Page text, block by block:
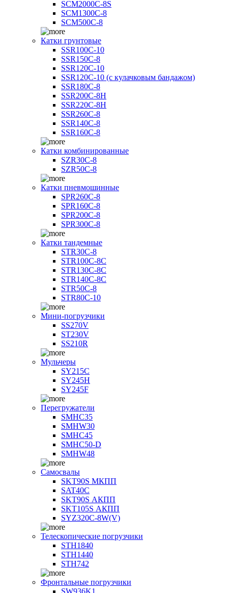
SCM2000C-8S
SCM1300C-8
SCM500C-8
Катки грунтовые
SSR100C-10
SSR150C-8
SSR120C-10
SSR120C-10 (с кулачковым бандажом)
SSR180C-8
SSR200C-8H
SSR220C-8H
SSR260C-8
SSR140C-8
SSR160C-8
Катки комбинированные
SZR30C-8
SZR50C-8
Катки пневмошинные
SPR260C-8
SPR160C-8
SPR200C-8
SPR300C-8
Катки тандемные
STR30C-8
STR100C-8С
STR130C-8С
STR140C-8С
STR50C-8
STR80C-10
Мини-погрузчики
SS270V
ST230V
SS210R
Мульчеры
SY215C
SY245H
SY245F
Перегружатели
SMHC35
SMHW30
SMHC45
SMHC50-D
SMHW48
Самосвалы
SKT90S МКПП
SAT40C
SKT90S АКПП
SKT105S АКПП
SYZ320C-8W(V)
Телескопические погрузчики
STH1840
STH1440
STH742
Фронтальные погрузчики
SW936K1